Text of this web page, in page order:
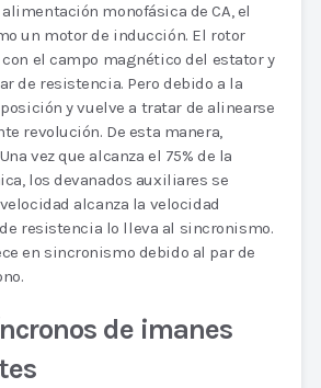
monofásica de CA, el
un motor de inducción. El rotor
el campo magnético del estator y
de resistencia. Pero debido a la
y vuelve a tratar de alinearse
revolución. De esta manera,
vez que alcanza el 75% de la
los devanados auxiliares se
alcanza la velocidad
resistencia lo lleva al sincronismo.
en sincronismo debido al par de
de imanes